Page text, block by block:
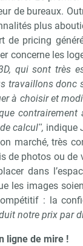
de bureaux.
plus
de pricing
concerne les
qui sont très
travaillons donc
à choisir et
contrairement
calculʺ, indique
marché, très
de photos ou de
dans
les images
: la
notre prix par
ligne de mire !
Non merci, je